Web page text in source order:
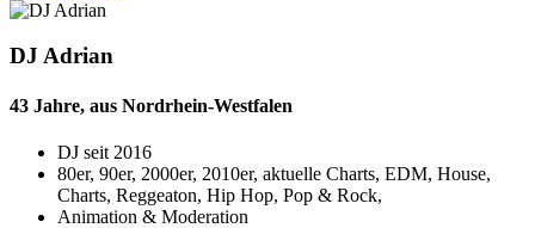
DJ Adrian
43 Jahre, aus Nordrhein-Westfalen
DJ seit 2016
80er, 90er, 2000er, 2010er, aktuelle Charts, EDM, House,
Charts, Reggeaton, Hip Hop, Pop & Rock,
Animation & Moderation